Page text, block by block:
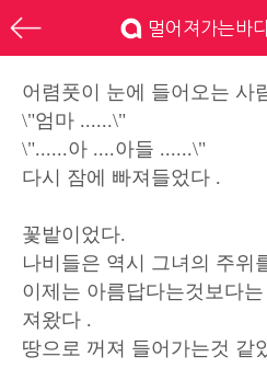
멀어져가는바
어렴풋이 눈에 들어오는 사
\"엄마 ......\"
\"......아 ....아들 ......\"
다시 잠에 빠져들었다 .
꽃밭이었다.
나비들은 역시 그녀의 주위
이제는 아름답다는것보다
져왔다 .
땅으로 꺼져 들어가는것 같